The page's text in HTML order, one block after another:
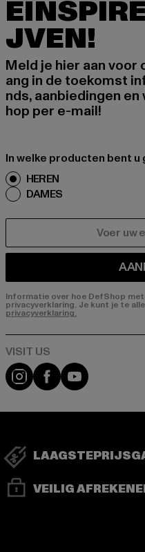
JVEN!
Meld je hier aan
ang in de toekomst
nds, aanbiedingen
hop per e-mail!
In welke producten bent
HEREN
DAMES
Informatie over hoe DefShop
privacyverklaring. Je kunt je te
privacyverklaring.
Visit our Instagram
Visit ourVisit our
VEILIG